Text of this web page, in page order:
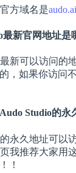
方域名是audo.ai
新官网地址是
新可以访问的
，如果你访问
Studio的永
永久地址可以
我推荐大家用
！